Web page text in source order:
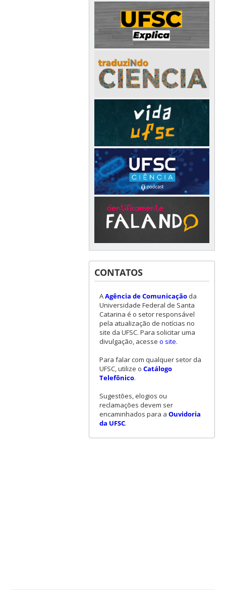
CONTATOS
AAgência de Comunicaçãoda
Universidade Federal de Santa
Catarina é o setor responsável
pela atualização de notícias no
site da UFSC. Para solicitar uma
divulgação, acesse o site.
Para falar com qualquer setor da
UFSC, utilize o Catálogo
Telefônico.
Sugestões, elogios ou
reclamações devem ser
encaminhados para a Ouvidoria
da UFSC.